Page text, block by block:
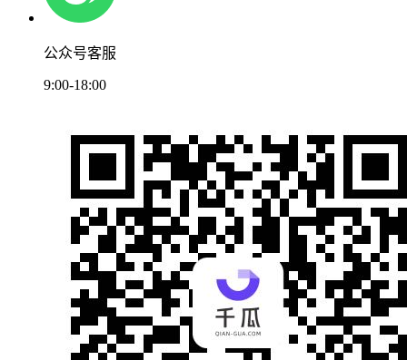
公众号客服
9:00-18:00